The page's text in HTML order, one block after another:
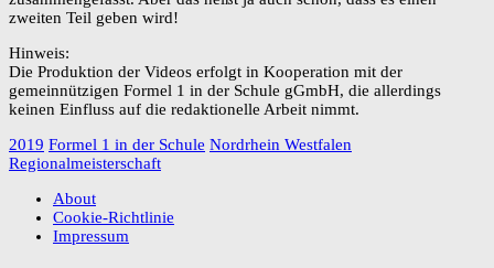
zweiten Teil geben wird!
Hinweis:
Die Produktion der Videos erfolgt in Kooperation mit der
gemeinnützigen Formel 1 in der Schule gGmbH, die allerdings
keinen Einfluss auf die redaktionelle Arbeit nimmt.
2019 Formel 1 in der Schule Nordrhein Westfalen
Regionalmeisterschaft
About
Cookie-Richtlinie
Impressum